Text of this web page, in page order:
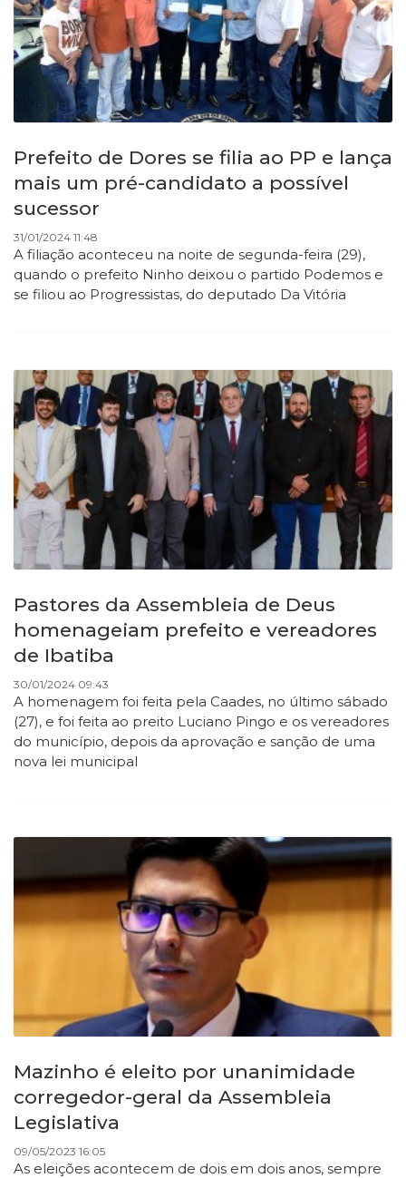
Prefeito de Dores se filia ao PP e lança
mais um pré-candidato a possível
sucessor
31/01/2024 11:48
A filiação aconteceu na noite de segunda-feira (29),
quando o prefeito Ninho deixou o partido Podemos e
se filiou ao Progressistas, do deputado Da Vitória
Pastores da Assembleia de Deus
homenageiam prefeito e vereadores
de Ibatiba
30/01/2024 09:43
A homenagem foi feita pela Caades, no último sábado
(27), e foi feita ao preito Luciano Pingo e os vereadores
do município, depois da aprovação e sanção de uma
nova lei municipal
Mazinho é eleito por unanimidade
corregedor-geral da Assembleia
Legislativa
09/05/2023 16:05
As eleições acontecem de dois em dois anos, sempre